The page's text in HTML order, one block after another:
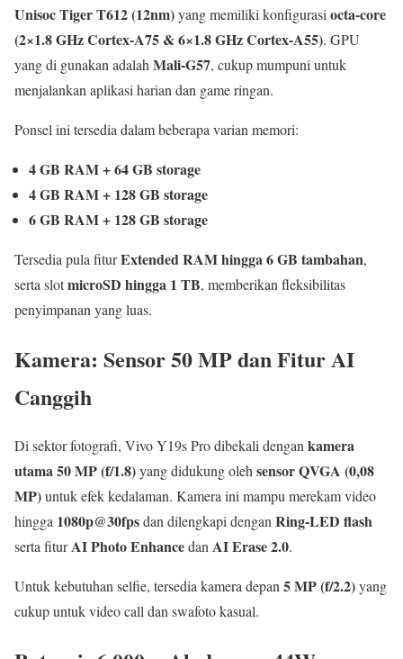
Unisoc Tiger T612 (12nm)yang memiliki konfigurasi octa-core
(2×1.8 GHz Cortex-A75 & 6×1.8 GHz Cortex-A55). GPU
yang di gunakan adalah Mali-G57, cukup mumpuni untuk
menjalankan aplikasi harian dan game ringan.
Ponsel ini tersedia dalam beberapa varian memori:
4 GB RAM + 64 GB storage
4 GB RAM + 128 GB storage
6 GB RAM + 128 GB storage
Tersedia pula fiturExtended RAM hingga 6 GB tambahan,
serta slotmicroSD hingga 1 TB, memberikan fleksibilitas
penyimpanan yang luas.
Kamera: Sensor 50 MP dan Fitur AI
Canggih
Di sektor fotografi, Vivo Y19s Pro dibekali dengankamera
utama 50 MP (f/1.8)yang didukung olehsensor QVGA (0,08
MP)untuk efek kedalaman. Kamera ini mampu merekam video
hingga 1080p@30fpsdan dilengkapi denganRing-LED flash
serta fiturAI Photo EnhancedanAI Erase 2.0.
Untuk kebutuhan selfie, tersedia kamera depan5 MP (f/2.2)yang
cukup untuk video call dan swafoto kasual.